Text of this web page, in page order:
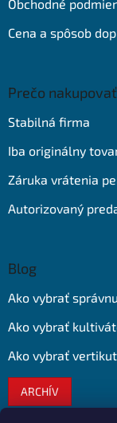
Obchodné
Cena a spôsob
Prečo
Stabilná firma
Iba originálny
Záruka vrátenia
Autorizovaný
Blog
Ako vybrať
Ako vybrať
Ako vybrať
ARCHÍV